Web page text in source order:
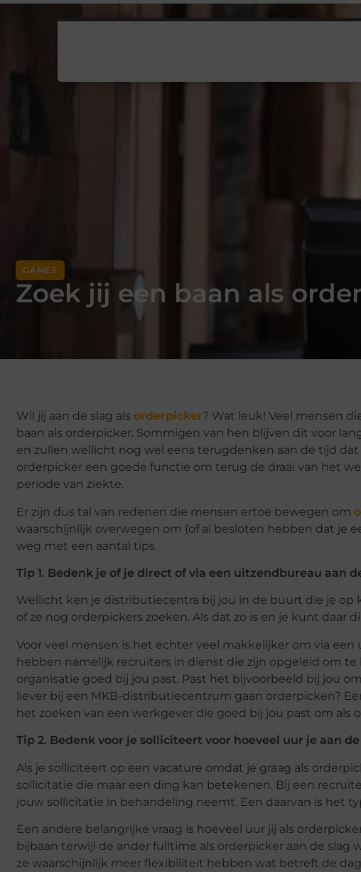
GAMES
Zoek jij een baan als
Wil jij aan de slag als orderpicker? Wat leuk! Veel mensen
baan als orderpicker. Sommigen van hen blijven dit voor
en zullen wellicht nog wel eens terugdenken aan de tijd
orderpicker een goede functie om terug de draai van het
periode van ziekte.
Er zijn dus tal van redenen die mensen ertoe bewegen om
waarschijnlijk overwegen om (of al besloten hebben dat je
weg met een aantal tips.
Tip 1. Bedenk je of je direct of via een uitzendbureau aan
Wellicht ken je distributiecentra bij jou in de buurt die je
of ze nog orderpickers zoeken. Als dat zo is en je kunt daar
Voor veel mensen is het echter veel makkelijker om via
hebben namelijk recruiters in dienst die zijn opgeleid om
organisatie goed bij jou past. Past het bijvoorbeeld bij jou
liever bij een MKB-distributiecentrum gaan orderpicken?
het zoeken van een werkgever die goed bij jou past om als
Tip 2. Bedenk voor je solliciteert voor hoeveel uur je aan
Als je solliciteert op een vacature omdat je graag als
sollicitatie die maar een ding kan betekenen. Bij een
jouw sollicitatie in behandeling neemt. Een daarvan is het
Een andere belangrijke vraag is hoeveel uur jij als
bijbaan terwijl de ander fulltime als orderpicker aan de
ze waarschijnlijk meer flexibiliteit hebben wat betreft de